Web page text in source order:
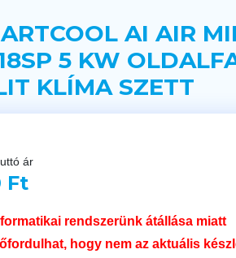
AI AIR
5 KW
KLÍMA SZETT
ár
Ft
rendszerünk átállása miatt
hogy nem az aktuális